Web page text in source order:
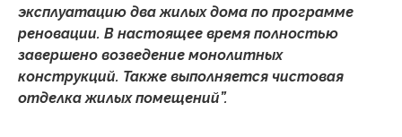
эксплуатацию два жилых дома по программе
реновации. В настоящее время полностью
завершено возведение монолитных
конструкций. Также выполняется чистовая
отделка жилых помещений”.